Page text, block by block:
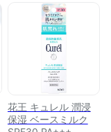
花王 キュレル 潤浸
保湿 ベースミルク